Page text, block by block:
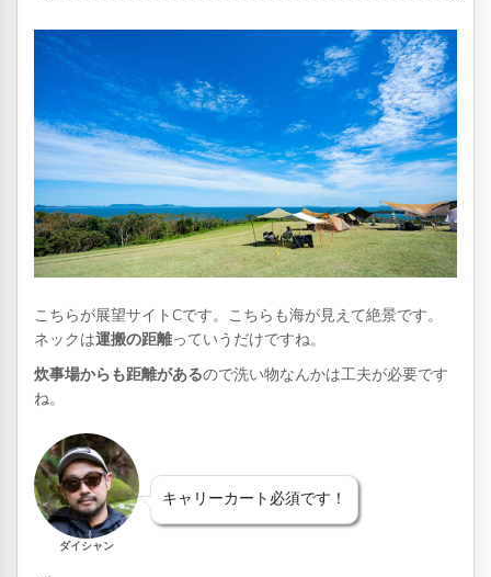
こちらが展望サイトCです。こちらも海が見えて絶景です。
ネックは運搬の距離っていうだけですね。
炊事場からも距離があるので洗い物なんかは工夫が必要です
ね。
ダイシャン
キャリーカート必須です！